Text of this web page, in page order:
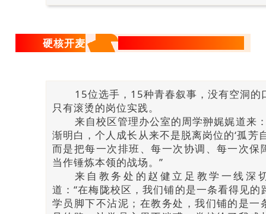
硬核开麦
15位选手，15种青春叙事，没有空洞的
只有滚烫的岗位实践。
来自校区管理办公室的周学翀娓娓道来
渐明白，个人成长从来不是脱离岗位的‘孤芳
而是把每一次排班、每一次协调、每一次保
当作锤炼本领的战场。”
来自教务处的赵健立足教学一线深
道：“在梅陇校区，我们铺的是一条看得见的
学员脚下不沾泥；在教务处，我们铺的是一